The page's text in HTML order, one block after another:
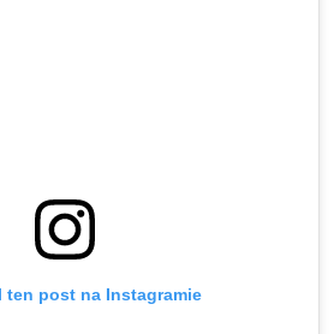
ten post na Instagramie